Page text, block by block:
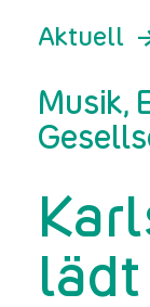
Aktuell
Musik,
lädt